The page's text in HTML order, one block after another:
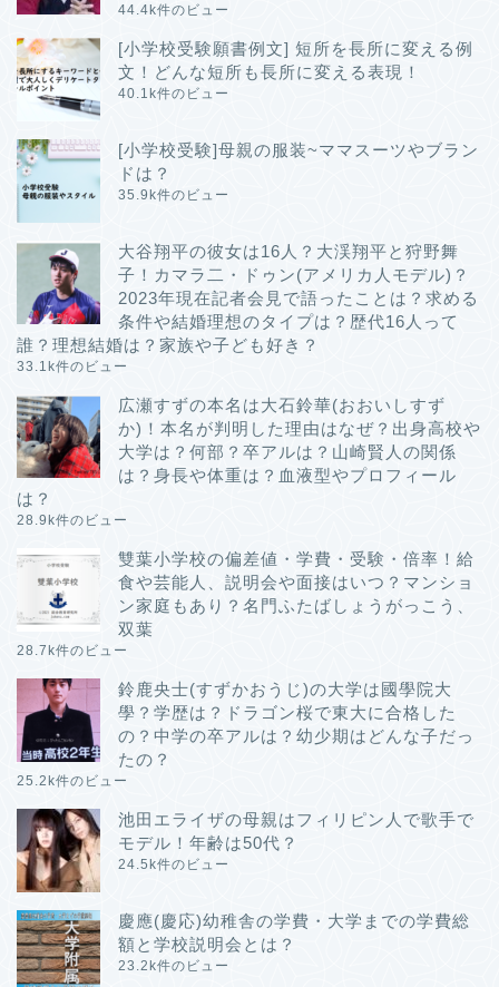
44.4k件のビュー
[小学校受験願書例文] 短所を長所に変える例
文！どんな短所も長所に変える表現！
40.1k件のビュー
[小学校受験]母親の服装~ママスーツやブラン
ドは？
35.9k件のビュー
大谷翔平の彼女は16人？大渓翔平と狩野舞
子！カマラ二・ドゥン(アメリカ人モデル)？
2023年現在記者会見で語ったことは？求める
条件や結婚理想のタイプは？歴代16人って
誰？理想結婚は？家族や子ども好き？
33.1k件のビュー
広瀬すずの本名は大石鈴華(おおいしすず
か)！本名が判明した理由はなぜ？出身高校や
大学は？何部？卒アルは？山崎賢人の関係
は？身長や体重は？血液型やプロフィール
は？
28.9k件のビュー
雙葉小学校の偏差値・学費・受験・倍率！給
食や芸能人、説明会や面接はいつ？マンショ
ン家庭もあり？名門ふたばしょうがっこう、
双葉
28.7k件のビュー
鈴鹿央士(すずかおうじ)の大学は國學院大
學？学歴は？ドラゴン桜で東大に合格した
の？中学の卒アルは？幼少期はどんな子だっ
たの？
25.2k件のビュー
池田エライザの母親はフィリピン人で歌手で
モデル！年齢は50代？
24.5k件のビュー
慶應(慶応)幼稚舎の学費・大学までの学費総
額と学校説明会とは？
23.2k件のビュー